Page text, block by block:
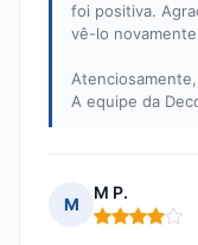
foi positiva.
vê-lo
Atenciosamente,
A equipe da
M
M P.
Nota: 4 em 5